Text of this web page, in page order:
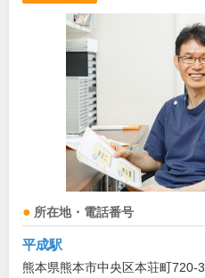
所在地・電話番号
平成駅
熊本県熊本市中央区本荘町720-3